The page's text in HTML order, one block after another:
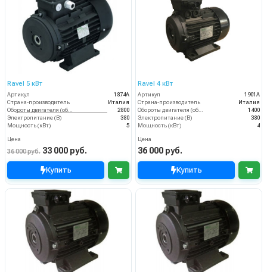
Ravel 5 кВт
Артикул
1874А
Страна-производитель
Италия
2800
Электропитание (В)
380
Мощность (кВт)
5
Цена
36 000 руб. 33 000 руб.
Купить
Ravel 4 кВт
Артикул
1901А
Страна-производитель
Италия
1400
Электропитание (В)
380
Мощность (кВт)
4
Цена
36 000 руб.
Купить